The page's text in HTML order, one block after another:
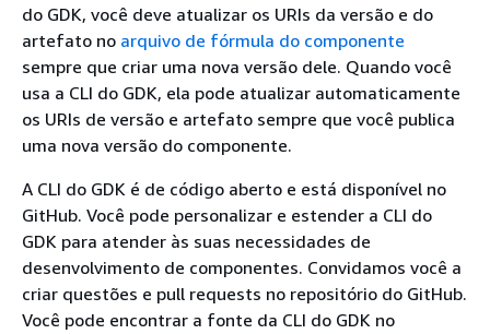
do GDK, você deve atualizar os URIs da versão e do
artefato no arquivo de fórmula do componente
sempre que criar uma nova versão dele. Quando você
usa a CLI do GDK, ela pode atualizar automaticamente
os URIs de versão e artefato sempre que você publica
uma nova versão do componente.
A CLI do GDK é de código aberto e está disponível no
GitHub. Você pode personalizar e estender a CLI do
GDK para atender às suas necessidades de
desenvolvimento de componentes. Convidamos você a
criar questões e pull requests no repositório do GitHub.
Você pode encontrar a fonte da CLI do GDK no